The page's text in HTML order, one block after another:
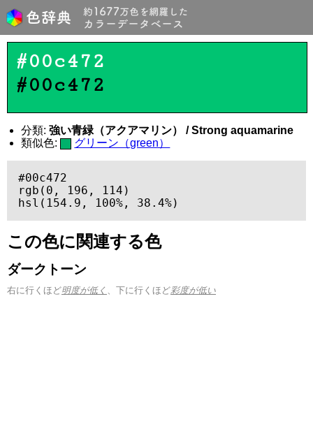
#00c472
#00c472
分類: 強い青緑（アクアマリン） / Strong aquamarine
類似色:
グリーン（green）
#00c472
rgb(0, 196, 114)
hsl(154.9, 100%, 38.4%)
この色に関連する色
ダークトーン
右に行くほど明度が低く 、下に行くほど彩度が低い